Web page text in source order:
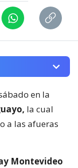
en la
la cual
a las afueras
Montevideo